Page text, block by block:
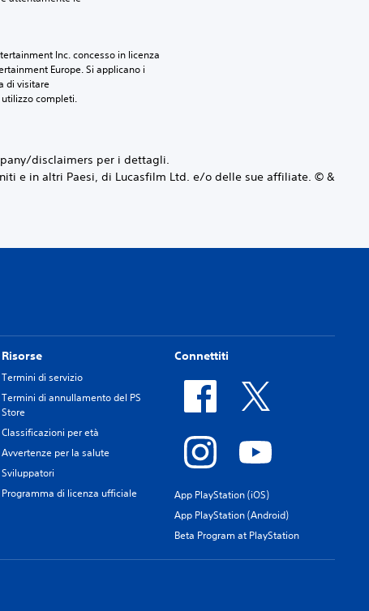
Inc. concesso in licenza
Europe. Si applicano i
di visitare
completi.
disclaimers per i dettagli.
e in altri Paesi, di Lucasfilm Ltd. e/o delle sue affiliate. © &
Risorse
Termini di servizio
Termini di annullamento del PS
Store
Classificazioni per età
Avvertenze per la salute
Sviluppatori
Programma di licenza ufficiale
Connettiti
App PlayStation (iOS)
App PlayStation (Android)
Beta Program at PlayStation